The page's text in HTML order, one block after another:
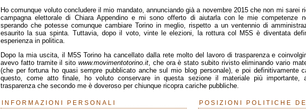
Ho comunque voluto concludere il mio mandato, annunciando già a novembre 2015 che non mi sarei
campagna elettorale di Chiara Appendino e mi sono offerto di aiutarla con le mie competenze
sperando che potesse comunque cambiare Torino in meglio, rispetto a un ventennio di
esaurito la sua spinta. Tuttavia, dopo il voto, vinte le elezioni, la rottura col M5S è diventata
esperienza in politica.
Dopo la mia uscita, il M5S Torino ha cancellato dalla rete molto del lavoro di trasparenza e
avevo fatto tramite il sito www.movimentotorino.it, che ora è stato subito rivisto eliminando vario
(che per fortuna ho quasi sempre pubblicato anche sul mio blog personale), e poi definitivamente
questo, come atto finale, ho voluto conservare in questa sezione il materiale più importante,
trasparenza che secondo me è doveroso per chiunque ricopra cariche pubbliche.
INFORMAZIONI PERSONALI POSIZIONI POLITICHE